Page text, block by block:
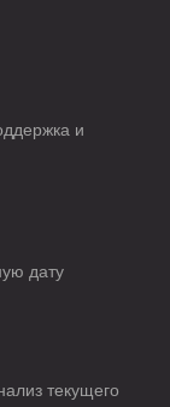
и
дату
текущего